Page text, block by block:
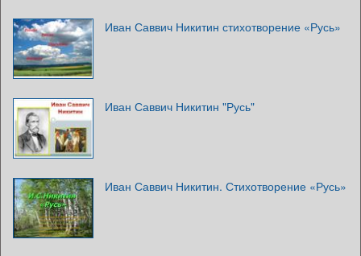
Иван Саввич Никитин стихотворение «Русь»
Иван Саввич Никитин "Русь"
Иван Саввич Никитин. Стихотворение «Русь»